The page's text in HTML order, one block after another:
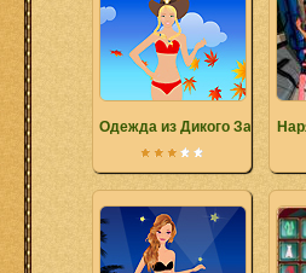
Одежда из Дикого Запада